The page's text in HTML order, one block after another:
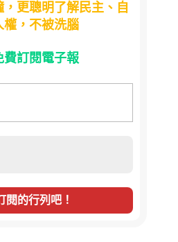
更聰明了解民主、自
權，不被洗腦
費訂閱電子報